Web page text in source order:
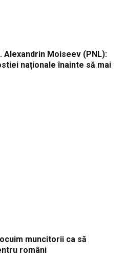
Alexandrin Moiseev (PNL):
naționale înainte să mai
muncitorii ca să
români